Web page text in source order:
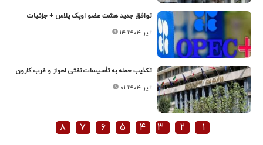
توافق جدید هشت عضو اوپک پلاس + جزئیات
۱۴ تیر ۱۴۰۴
تکذیب حمله به تأسیسات نفتی اهواز و غرب کارون
۰۱ تیر ۱۴۰۴
۱ ۲ ۳ ۴ ۵ ۶ ۷ ۸